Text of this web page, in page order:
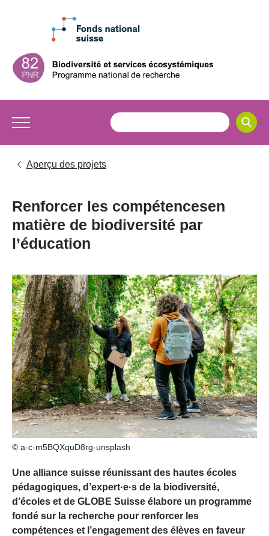
Aperçu des projets
Renforcer les compétencesen
matière de biodiversité par
l’éducation
© a-c-m5BQXquD8rg-unsplash
Une alliance suisse réunissant des hautes écoles
pédagogiques, d’expert·e·s de la biodiversité,
d’écoles et de GLOBE Suisse élabore un programme
fondé sur la recherche pour renforcer les
compétences et l’engagement des élèves en faveur